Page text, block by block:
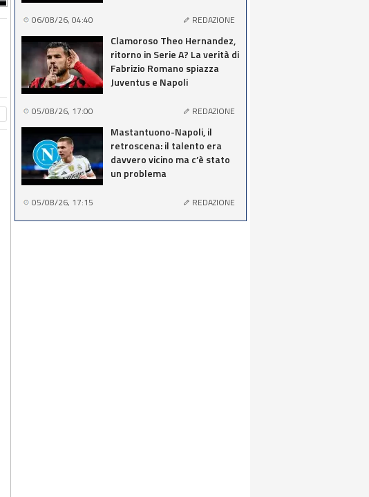
06/08/26, 04:40 REDAZIONE
Clamoroso Theo Hernandez,
ritorno in Serie A? La verità di
Fabrizio Romano spiazza
Juventus e Napoli
05/08/26, 17:00 REDAZIONE
Mastantuono-Napoli, il
retroscena: il talento era
davvero vicino ma c’è stato
un problema
05/08/26, 17:15 REDAZIONE